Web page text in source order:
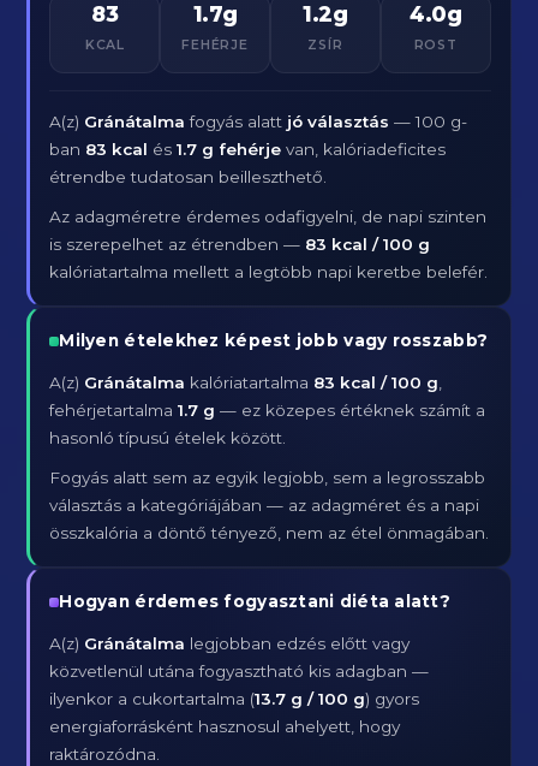
83
KCAL
1.7g
FEHÉRJE
1.2g
ZSÍR
4.0g
ROST
A(z) Gránátalma fogyás alatt jó választás — 100 g-
ban 83 kcal és1.7 g fehérje van, kalóriadeficites
étrendbe tudatosan beilleszthető.
Az adagméretre érdemes odafigyelni, de napi szinten
is szerepelhet az étrendben — 83 kcal / 100 g
kalóriatartalma mellett a legtöbb napi keretbe belefér.
Milyen ételekhez képest jobb vagy rosszabb?
A(z) Gránátalma kalóriatartalma 83 kcal / 100 g
fehérjetartalma1.7 g — ez közepes értéknek számít a
hasonló típusú ételek között.
Fogyás alatt sem az egyik legjobb, sem a legrosszabb
választás a kategóriájában — az adagméret és a napi
összkalória a döntő tényező, nem az étel önmagában.
Hogyan érdemes fogyasztani diéta alatt?
A(z) Gránátalma legjobban edzés előtt vagy
közvetlenül utána fogyasztható kis adagban —
ilyenkor a cukortartalma (13.7 g / 100 g) gyors
energiaforrásként hasznosul ahelyett, hogy
raktározódna.